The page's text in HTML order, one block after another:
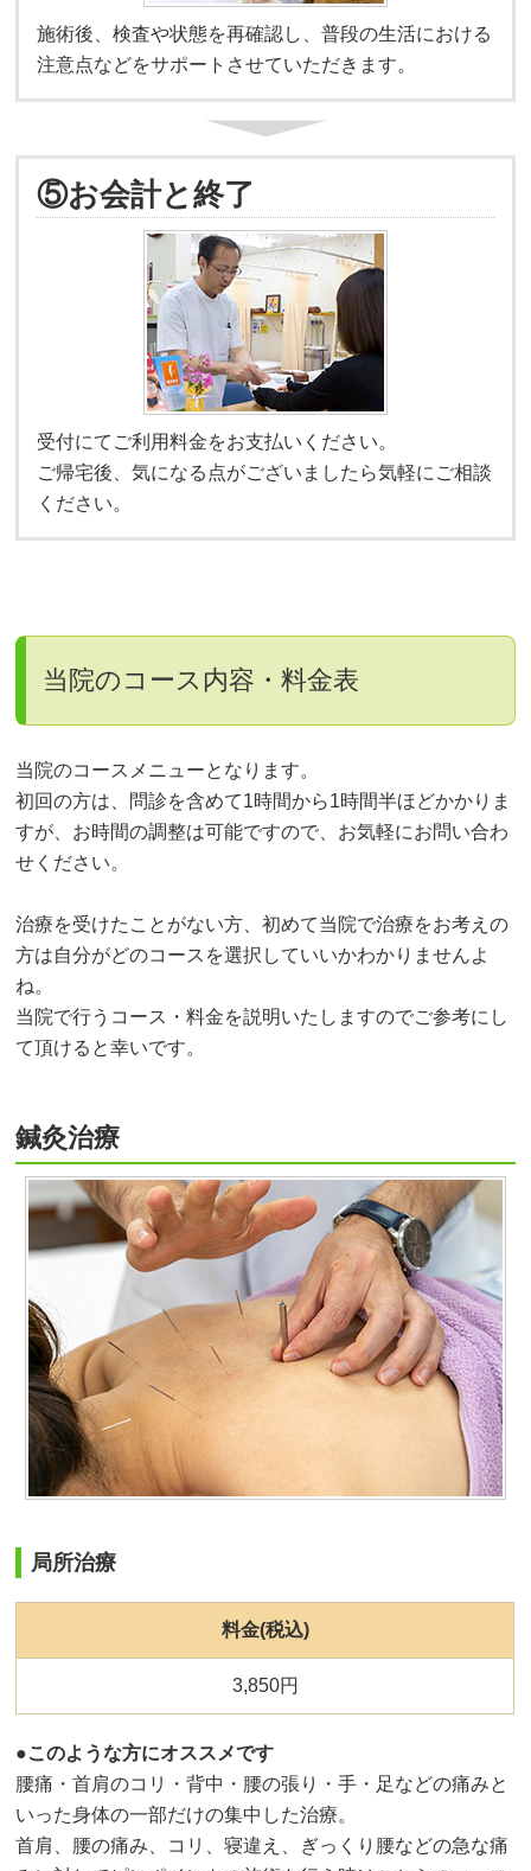
施術後、検査や状態を再確認し、普段の生活における
注意点などをサポートさせていただきます。
⑤お会計と終了
受付にてご利用料金をお支払いください。
ご帰宅後、気になる点がございましたら気軽にご相談
ください。
当院のコース内容・料金表
当院のコースメニューとなります。
初回の方は、問診を含めて1時間から1時間半ほどかかりま
すが、お時間の調整は可能ですので、お気軽にお問い合わ
せください。
治療を受けたことがない方、初めて当院で治療をお考えの
方は自分がどのコースを選択していいかわかりませんよ
ね。
当院で行うコース・料金を説明いたしますのでご参考にし
て頂けると幸いです。
鍼灸治療
局所治療
料金(税込)
3,850円
●このような方にオススメです
腰痛・首肩のコリ・背中・腰の張り・手・足などの痛みと
いった身体の一部だけの集中した治療。
首肩、腰の痛み、コリ、寝違え、ぎっくり腰などの急な痛